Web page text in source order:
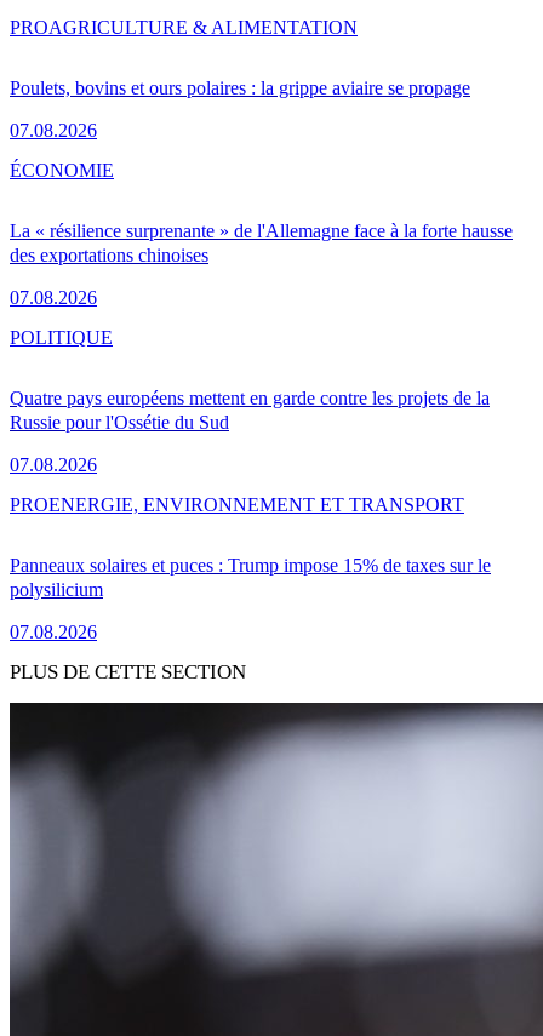
Poulets, bovins et ours polaires : la grippe aviaire se propage
07.08.2026
PROAGRICULTURE & ALIMENTATION
La « résilience surprenante » de l'Allemagne face à la forte hausse
des exportations chinoises
07.08.2026
ÉCONOMIE
Quatre pays européens mettent en garde contre les projets de la
Russie pour l'Ossétie du Sud
07.08.2026
POLITIQUE
Panneaux solaires et puces : Trump impose 15% de taxes sur le
polysilicium
07.08.2026
PROENERGIE, ENVIRONNEMENT ET TRANSPORT
PLUS DE CETTE SECTION